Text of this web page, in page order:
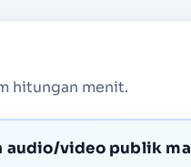
hitungan menit.
audio/video publik